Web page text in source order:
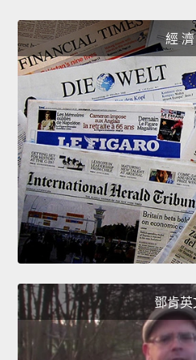
經 濟
鄧肯英